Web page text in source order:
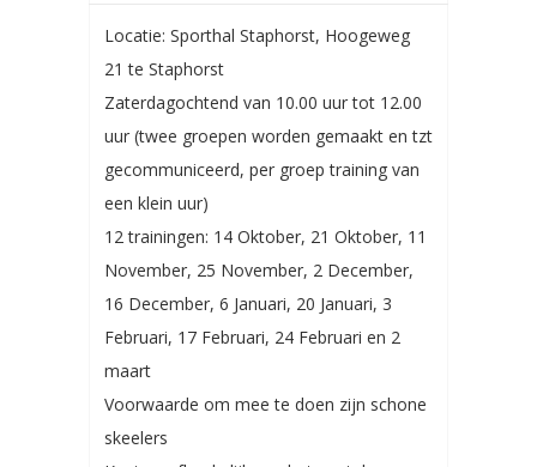
Locatie: Sporthal Staphorst, Hoogeweg
21 te Staphorst
Zaterdagochtend van 10.00 uur tot 12.00
uur (twee groepen worden gemaakt en tzt
gecommuniceerd, per groep training van
een klein uur)
12 trainingen: 14 Oktober, 21 Oktober, 11
November, 25 November, 2 December,
16 December, 6 Januari, 20 Januari, 3
Februari, 17 Februari, 24 Februari en 2
maart
Voorwaarde om mee te doen zijn schone
skeelers